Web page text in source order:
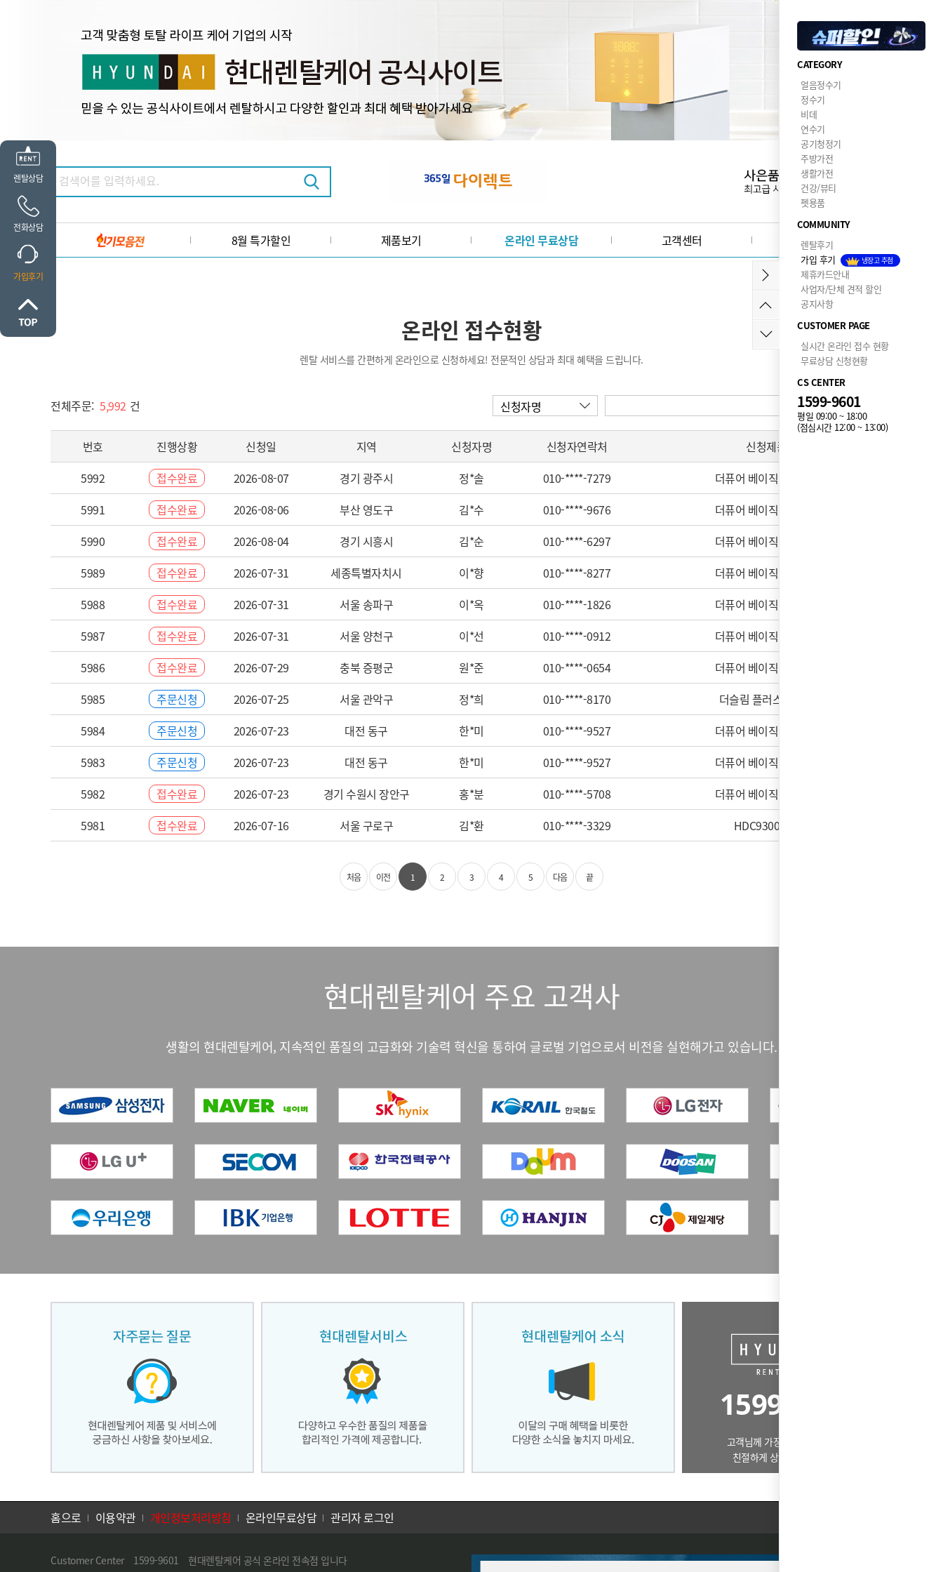
8월 특가할인 제품보기 온라인 무료상담 고객센터 이달의혜택
온라인 접수현황
렌탈 서비스를 간편하게 온라인으로 신청하세요! 전문적인 상담과 최대 혜택을 드립니다.
전체주문: 5,992 건 신청자명
번호 진행상황 신청일 지역 신청자명 신청자연락처
신청제품
5992
접수완료 2026-08-07 경기 광주시 정*솔 010-****-7279
더퓨어 베이직 (카운터)
5991
접수완료 2026-08-06 부산 영도구 김*수 010-****-9676
더퓨어 베이직 (카운터)
5990
접수완료 2026-08-04 경기 시흥시 김*순 010-****-6297
더퓨어 베이직 (카운터)
5989
접수완료 2026-07-31 세종특별자치시 이*향 010-****-8277
더퓨어 베이직 (카운터)
5988
접수완료 2026-07-31 서울 송파구 이*옥 010-****-1826
더퓨어 베이직 (스탠드)
5987
접수완료 2026-07-31 서울 양천구 이*선 010-****-0912
더퓨어 베이직 (카운터)
5986
접수완료 2026-07-29 충북 증평군 원*준 010-****-0654
더퓨어 베이직 (카운터)
5985
주문신청 2026-07-25 서울 관악구 정*희 010-****-8170
더슬림 플러스 외 1건
5984
주문신청 2026-07-23 대전 동구 한*미 010-****-9527
더퓨어 베이직 (카운터)
5983
주문신청 2026-07-23 대전 동구 한*미 010-****-9527
더퓨어 베이직 (카운터)
5982
접수완료 2026-07-23 경기 수원시 장안구 홍*분 010-****-5708
더퓨어 베이직 (카운터)
5981
접수완료 2026-07-16 서울 구로구 김*환 010-****-3329 HDC9300B0F
처음 이전 1 2 3 4 5 다음 끝
현대렌탈케어 주요 고객사
생활의 현대렌탈케어, 지속적인 품질의 고급화와 기술력 혁신을 통하여 글로벌 기업으로서 비전을 실현해가고 있습니다.
1599-9601
고객님께 가장 알맞은 제품으로
친절하게 상담드리겠습니다.
홈으로 이용약관 개인정보처리방침 온라인무료상담 관리자 로그인
Customer Center 1599-9601 현대렌탈케어 공식 온라인 전속점 입니다
렌탈상담
전화상담
가입후기
CATEGORY
얼음정수기
정수기
비데
연수기
공기청정기
주방가전
생활가전
건강/뷰티
펫용품
COMMUNITY
렌탈후기
가입 후기
냉장고 추첨
제휴카드안내
사업자/단체 견적 할인
공지사항
CUSTOMER PAGE
실시간 온라인 접수 현황
무료상담 신청현황
CS CENTER
1599-9601
평일 09:00 ~ 18:00
(점심시간 12:00 ~ 13:00)